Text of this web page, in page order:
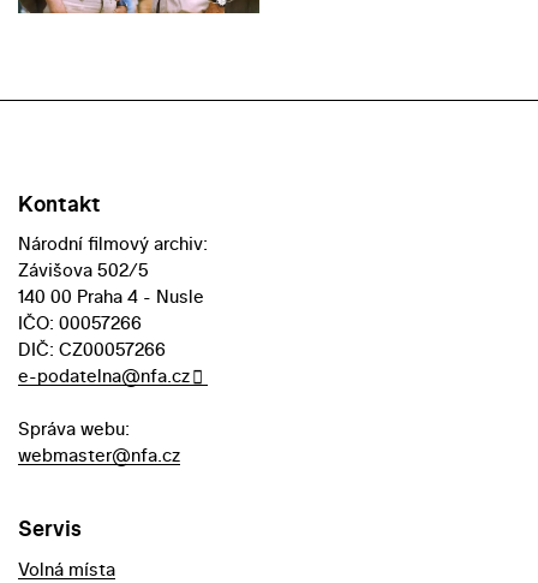
Kontakt
Národní filmový archiv:
Závišova 502/5
140 00 Praha 4 - Nusle
IČO: 00057266
DIČ: CZ00057266
e-podatelna@nfa.cz
Správa webu:
webmaster@nfa.cz
Servis
Volná místa